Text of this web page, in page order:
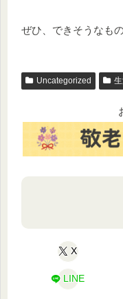
ぜひ、できそうなも
Uncategorized
X
LINE